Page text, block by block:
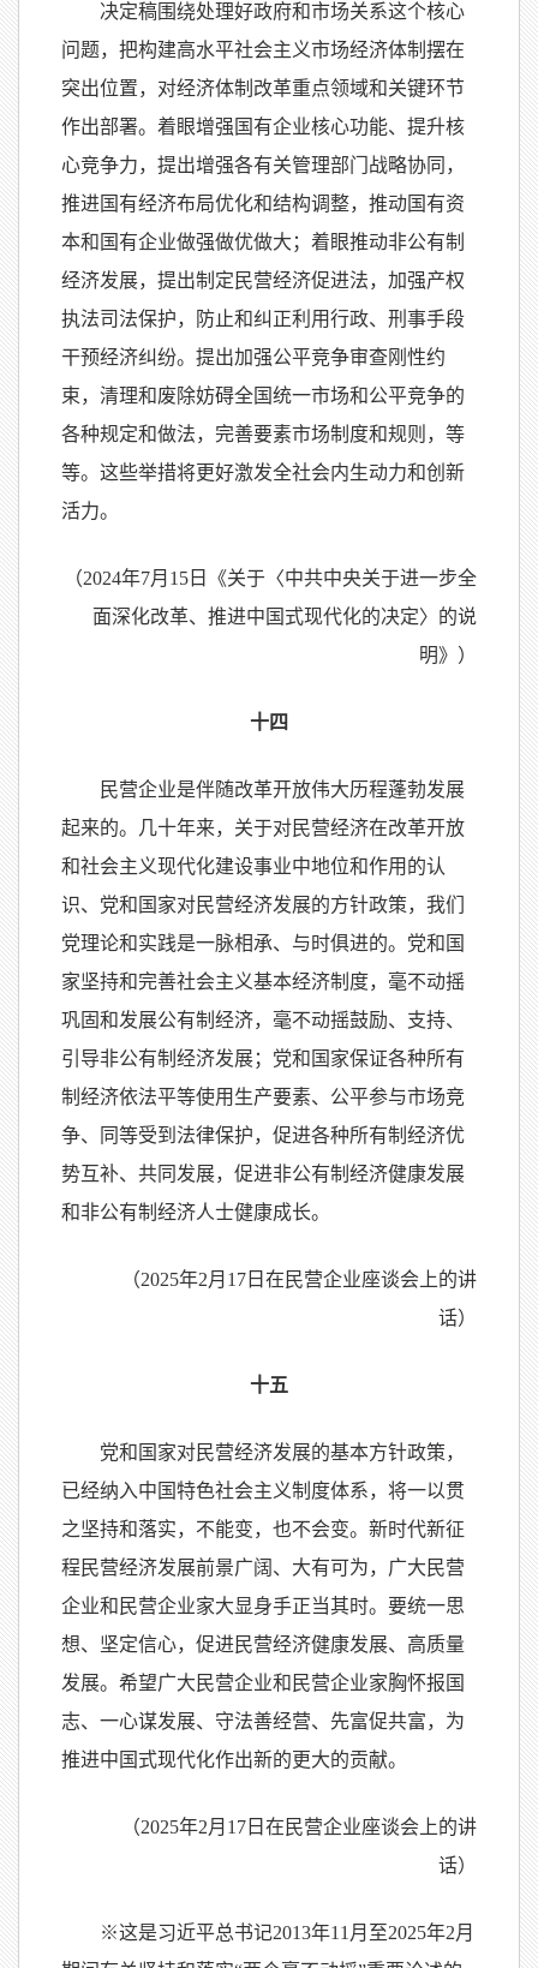
决定稿围绕处理好政府和市场关系这个核心
问题，把构建高水平社会主义市场经济体制摆在
突出位置，对经济体制改革重点领域和关键环节
作出部署。着眼增强国有企业核心功能、提升核
心竞争力，提出增强各有关管理部门战略协同，
推进国有经济布局优化和结构调整，推动国有资
本和国有企业做强做优做大；着眼推动非公有制
经济发展，提出制定民营经济促进法，加强产权
执法司法保护，防止和纠正利用行政、刑事手段
干预经济纠纷。提出加强公平竞争审查刚性约
束，清理和废除妨碍全国统一市场和公平竞争的
各种规定和做法，完善要素市场制度和规则，等
等。这些举措将更好激发全社会内生动力和创新
活力。
（2024年7月15日《关于〈中共中央关于进一步全
面深化改革、推进中国式现代化的决定〉的说
明》）
十四
民营企业是伴随改革开放伟大历程蓬勃发展
起来的。几十年来，关于对民营经济在改革开放
和社会主义现代化建设事业中地位和作用的认
识、党和国家对民营经济发展的方针政策，我们
党理论和实践是一脉相承、与时俱进的。党和国
家坚持和完善社会主义基本经济制度，毫不动摇
巩固和发展公有制经济，毫不动摇鼓励、支持、
引导非公有制经济发展；党和国家保证各种所有
制经济依法平等使用生产要素、公平参与市场竞
争、同等受到法律保护，促进各种所有制经济优
势互补、共同发展，促进非公有制经济健康发展
和非公有制经济人士健康成长。
（2025年2月17日在民营企业座谈会上的讲
话）
十五
党和国家对民营经济发展的基本方针政策，
已经纳入中国特色社会主义制度体系，将一以贯
之坚持和落实，不能变，也不会变。新时代新征
程民营经济发展前景广阔、大有可为，广大民营
企业和民营企业家大显身手正当其时。要统一思
想、坚定信心，促进民营经济健康发展、高质量
发展。希望广大民营企业和民营企业家胸怀报国
志、一心谋发展、守法善经营、先富促共富，为
推进中国式现代化作出新的更大的贡献。
（2025年2月17日在民营企业座谈会上的讲
话）
※这是习近平总书记2013年11月至2025年2月